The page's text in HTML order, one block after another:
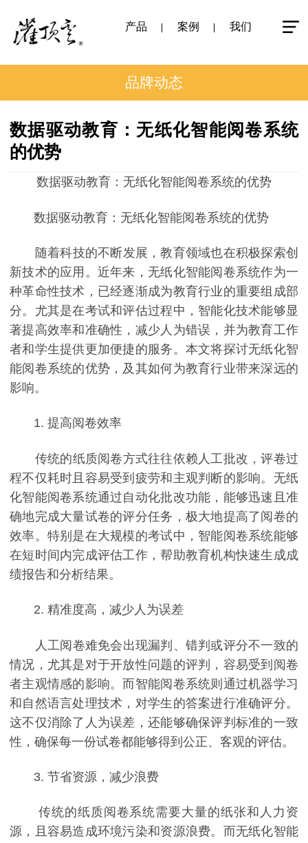
产品 案例 我们
品牌动态
数据驱动教育：无纸化智能阅卷系统
的优势
数据驱动教育：无纸化智能阅卷系统的优势
数据驱动教育：无纸化智能阅卷系统的优势
随着科技的不断发展，教育领域也在积极探索创
新技术的应用。近年来，无纸化智能阅卷系统作为一
种革命性技术，已经逐渐成为教育行业的重要组成部
分。尤其是在考试和评估过程中，智能化技术能够显
著提高效率和准确性，减少人为错误，并为教育工作
者和学生提供更加便捷的服务。本文将探讨无纸化智
能阅卷系统的优势，及其如何为教育行业带来深远的
影响。
1. 提高阅卷效率
传统的纸质阅卷方式往往依赖人工批改，评卷过
程不仅耗时且容易受到疲劳和主观判断的影响。无纸
化智能阅卷系统通过自动化批改功能，能够迅速且准
确地完成大量试卷的评分任务，极大地提高了阅卷的
效率。特别是在大规模的考试中，智能阅卷系统能够
在短时间内完成评估工作，帮助教育机构快速生成成
绩报告和分析结果。
2. 精准度高，减少人为误差
人工阅卷难免会出现漏判、错判或评分不一致的
情况，尤其是对于开放性问题的评判，容易受到阅卷
者主观情感的影响。而智能阅卷系统则通过机器学习
和自然语言处理技术，对学生的答案进行准确评分。
这不仅消除了人为误差，还能够确保评判标准的一致
性，确保每一份试卷都能够得到公正、客观的评估。
3. 节省资源，减少浪费
传统的纸质阅卷系统需要大量的纸张和人力资
源，且容易造成环境污染和资源浪费。而无纸化智能